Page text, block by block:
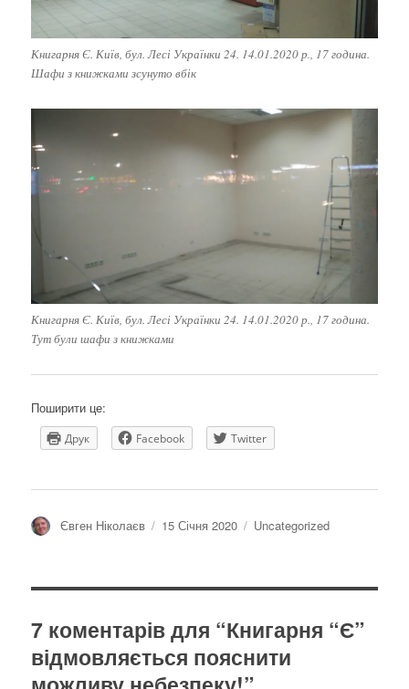
Книгарня Є. Київ, бул. Лесі Українки 24. 14.01.2020 р., 17 година.
Шафи з книжками зсунуто вбік
Книгарня Є. Київ, бул. Лесі Українки 24. 14.01.2020 р., 17 година.
Тут були шафи з книжками
Поширити це:
Друк Facebook Twitter
Автор
Євген Ніколаєв Оприлюднено
15 Січня 2020 Категорії
Uncategorized
7 коментарів для “Книгарня “Є”
відмовляється пояснити